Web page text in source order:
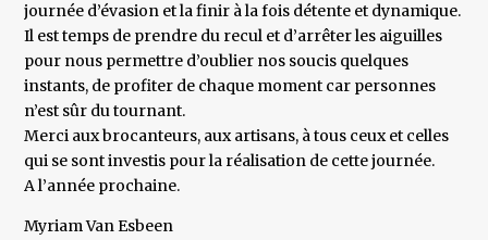
journée d’évasion et la finir à la fois détente et dynamique.
Il est temps de prendre du recul et d’arrêter les aiguilles
pour nous permettre d’oublier nos soucis quelques
instants, de profiter de chaque moment car personnes
n’est sûr du tournant.
Merci aux brocanteurs, aux artisans, à tous ceux et celles
qui se sont investis pour la réalisation de cette journée.
A l’année prochaine.
Myriam Van Esbeen